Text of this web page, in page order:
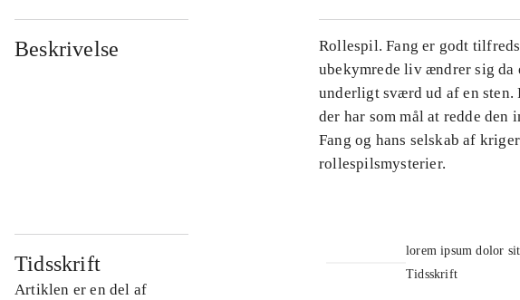
Beskrivelse
Rollespil. Fang er godt
ubekymrede liv ændrer sig
underligt sværd ud af en
der har som mål at redde
Fang og hans selskab af
rollespilsmysterier.
Tidsskrift
Artiklen er en del af
lorem ipsum dolor
Tidsskrift